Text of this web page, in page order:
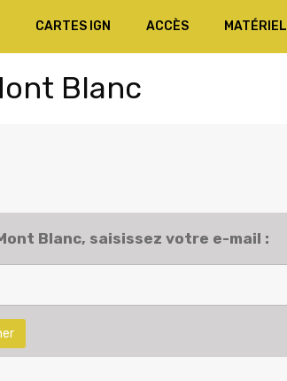
CARTES IGN ACCÈS MATÉRIEL
Blanc
Blanc, saisissez votre e-mail :